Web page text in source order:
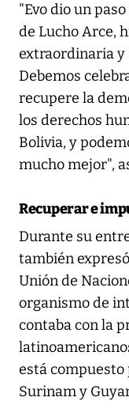
"Evo dio un
de Lucho Arce,
extraordinaria y
Debemos
recupere la
los derechos
Bolivia, y
mucho mejor",
Recuperar e
Durante su
también
Unión de
organismo de
contaba con la
está compuesto
Surinam y